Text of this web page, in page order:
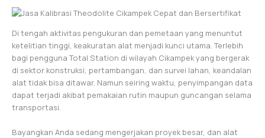
Di tengah aktivitas pengukuran dan pemetaan yang menuntut
ketelitian tinggi, keakuratan alat menjadi kunci utama. Terlebih
bagi pengguna Total Station di wilayah Cikampek yang bergerak
di sektor konstruksi, pertambangan, dan survei lahan, keandalan
alat tidak bisa ditawar. Namun seiring waktu, penyimpangan data
dapat terjadi akibat pemakaian rutin maupun guncangan selama
transportasi.
Bayangkan Anda sedang mengerjakan proyek besar, dan alat